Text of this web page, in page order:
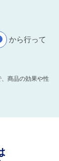
から行って
商品の効果や性